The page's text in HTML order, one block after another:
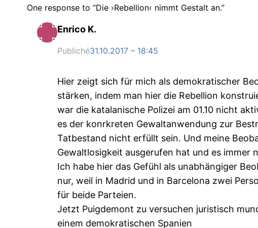
One response to “Die ›Rebellion‹ nimmt Gestalt an.”
Enrico K.
Publiché31.10.2017 – 18:45
Hier zeigt sich für mich als demokratischer
stärken, indem man hier die Rebellion
war die katalanische Polizei am 01.10 nicht
es der konrkreten Gewaltanwendung zur
Tatbestand nicht erfüllt sein. Und meine
Gewaltlosigkeit ausgerufen hat und es immer
Ich habe hier das Gefühl als unabhängiger
nur, weil in Madrid und in Barcelona zwei
für beide Parteien.
Jetzt Puigdemont zu versuchen juristisch
einem demokratischen Spanien